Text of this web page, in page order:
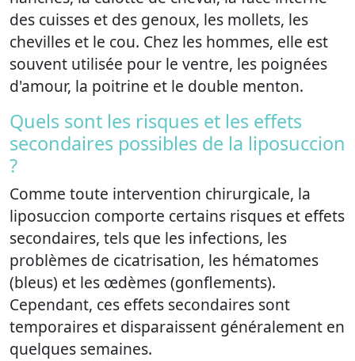
des cuisses et des genoux, les mollets, les
chevilles et le cou. Chez les hommes, elle est
souvent utilisée pour le ventre, les poignées
d'amour, la poitrine et le double menton.
Quels sont les risques et les effets
secondaires possibles de la liposuccion
?
Comme toute intervention chirurgicale, la
liposuccion comporte certains risques et effets
secondaires, tels que les infections, les
problèmes de cicatrisation, les hématomes
(bleus) et les œdèmes (gonflements).
Cependant, ces effets secondaires sont
temporaires et disparaissent généralement en
quelques semaines.